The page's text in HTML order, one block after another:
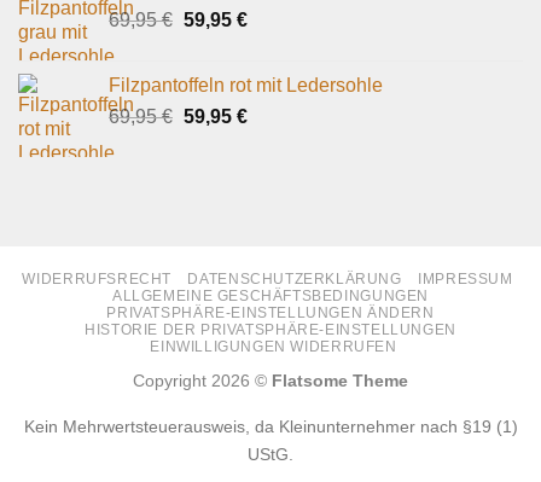
69,95€ Ursprünglicher
69,95 €
59,95 €Aktueller
59,95 €.
Filzpantoffeln rot mit Ledersohle
69,95€ Ursprünglicher
59,95 €Aktueller
WIDERRUFSRECHT DATENSCHUTZERKLÄRUNG
IMPRESSUM
ALLGEMEINE GESCHÄFTSBEDINGUNGEN
PRIVATSPHÄRE-EINSTELLUNGEN ÄNDERN
HISTORIE DER PRIVATSPHÄRE-EINSTELLUNGEN
EINWILLIGUNGEN WIDERRUFEN
Copyright 2026 © Flatsome Theme
Kein Mehrwertsteuerausweis, da Kleinunternehmer nach §19 (1)
UStG.